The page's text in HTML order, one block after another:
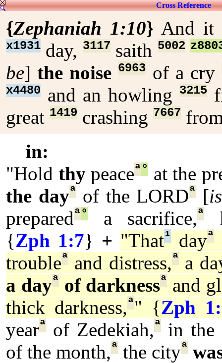
Cross Reference
{Zephaniah 1:10}And it
x1931 day, 3117 saith 5002
be]the noise 6963 of a cry
x4480 and an howling 3215
great 1419 crashing 7667
in:
"Hold thypeaceª° at the
the dayªof the LORDª [is
preparedª° a sacrifice,ª
{Zph 1:7} + "That¹ dayª
troubleª and distress,ª a
a dayª of darknessª and
thick darkness,ª" {Zph
yearª of Zedekiah,ªin the
of the month,ª the cityª